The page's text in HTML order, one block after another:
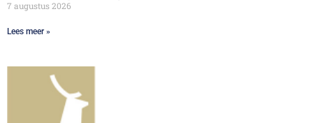
7 augustus 2026
Lees meer »